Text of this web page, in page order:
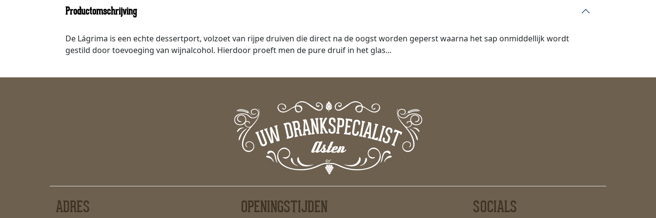
Productomschrijving
De Lágrima is een echte dessertport, volzoet van rijpe druiven die direct na de oogst worden geperst waarna het sap onmiddellijk wordt
gestild door toevoeging van wijnalcohol. Hierdoor proeft men de pure druif in het glas...
ADRES OPENINGSTIJDEN SOCIALS